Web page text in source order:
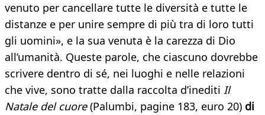
venuto per cancellare tutte le diversità e tutte le
distanze e per unire sempre di più tra di loro tutti
gli uomini», e la sua venuta è la carezza di Dio
all’umanità. Queste parole, che ciascuno dovrebbe
scrivere dentro di sé, nei luoghi e nelle relazioni
che vive, sono tratte dalla raccolta d’inediti Il
Natale del cuore(Palumbi, pagine 183, euro 20) di